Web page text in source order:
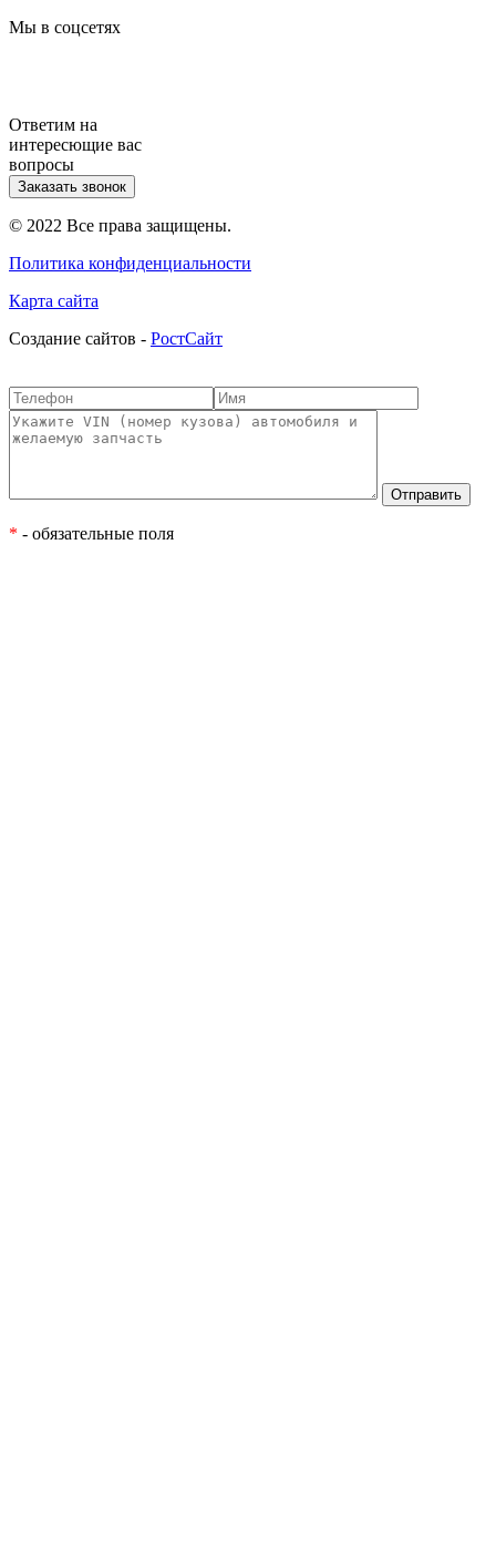
Мы в соцсетях
Ответим на
интересющие вас
вопросы
Заказать звонок
© 2022 Все права защищены.
Политика конфиденциальности
Карта сайта
Cоздание сайтов - РостСайт
* - обязательные поля